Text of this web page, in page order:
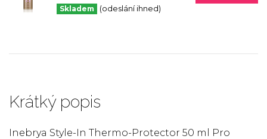
Skladem (odeslání ihned)
Krátký popis
Inebrya Style-In Thermo-Protector 50 ml Pro